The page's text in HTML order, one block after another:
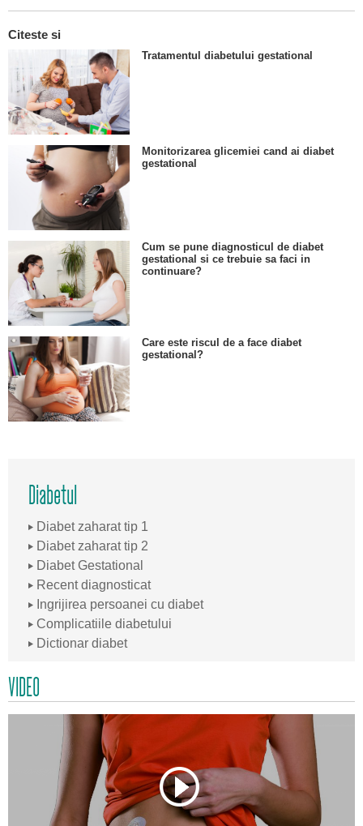
Citeste si
Tratamentul diabetului gestational
Monitorizarea glicemiei cand ai diabet
gestational
Cum se pune diagnosticul de diabet
gestational si ce trebuie sa faci in
continuare?
Care este riscul de a face diabet
gestational?
Diabetul
Diabet zaharat tip 1
Diabet zaharat tip 2
Diabet Gestational
Recent diagnosticat
Ingrijirea persoanei cu diabet
Complicatiile diabetului
Dictionar diabet
VIDEO